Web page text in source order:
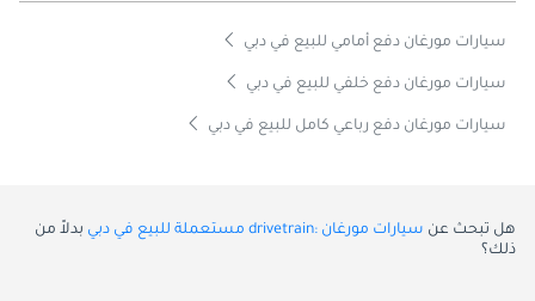
سيارات مورغان دفع أمامي للبيع في دبي
سيارات مورغان دفع خلفي للبيع في دبي
سيارات مورغان دفع رباعي كامل للبيع في دبي
هل تبحث عن سيارات مورغان :drivetrain مستعملة للبيع في دبي
بدلاً من
ذلك؟